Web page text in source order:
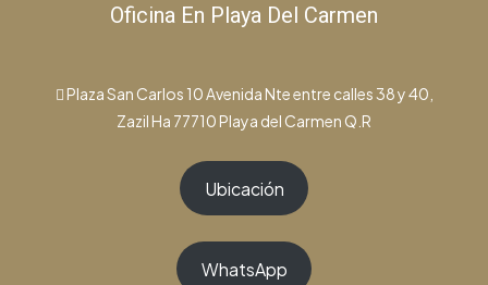
Oficina En Playa Del Carmen
Plaza San Carlos 10 Avenida Nte entre calles 38 y 40,
Zazil Ha 77710 Playa del Carmen Q.R
Ubicación
WhatsApp